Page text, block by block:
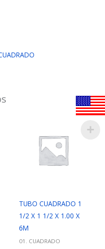
TUBO CUADRADO 1
1/2 X 1 1/2 X 1.00 X
6M
01. CUADRADO